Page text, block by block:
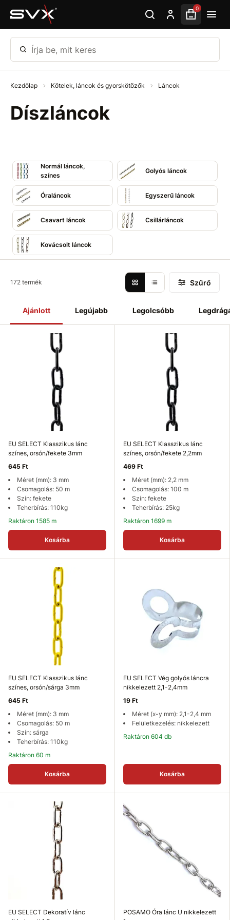
Ugrás az oldal fő részéhez 0
Írja be, mit keres
Kezdőlap Kötelek, láncok és gyorskötözők Láncok
Díszláncok
Normál láncok,
színes
Golyós láncok
Óraláncok Egyszerű láncok
Csavart láncok Csillárláncok
Kovácsolt láncok
Ajánlott Legújabb Legolcsóbb
172 termék Szűrő
EU SELECT Klasszikus lánc
színes, orsón/fekete 3mm
645 Ft
Méret (mm): 3 mm
Csomagolás: 50 m
Szín: fekete
Teherbírás: 110kg
Raktáron 1585 m
Kosárba
EU SELECT Klasszikus lánc
színes, orsón/fekete 2,2mm
469 Ft
Méret (mm): 2,2 mm
Csomagolás: 100 m
Szín: fekete
Teherbírás: 25kg
Raktáron 1699 m
Kosárba
EU SELECT Klasszikus lánc
színes, orsón/sárga 3mm
645 Ft
Méret (mm): 3 mm
Csomagolás: 50 m
Szín: sárga
Teherbírás: 110kg
Raktáron 60 m
Kosárba
EU SELECT Vég golyós láncra
nikkelezett 2,1-2,4mm
19 Ft
Méret (x-y mm): 2,1-2,4 mm
Felületkezelés: nikkelezett
Raktáron 604 db
Kosárba
EU SELECT Dekoratív lánc
POSAMO Óra lánc U nikkelezett